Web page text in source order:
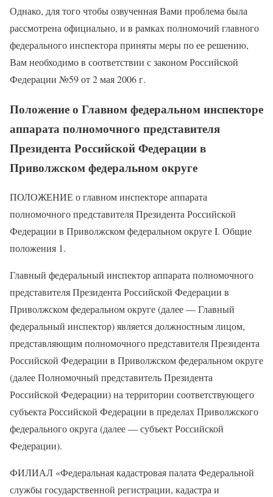
Однако, для того чтобы озвученная Вами проблема была
рассмотрена официально, и в рамках полномочий главного
федерального инспектора приняты меры по ее решению,
Вам необходимо в соответствии с законом Российской
Федерации №59 от 2 мая 2006 г.
Положение о Главном федеральном инспекторе
аппарата полномочного представителя
Президента Российской Федерации в
Приволжском федеральном округе
ПОЛОЖЕНИЕ о главном инспекторе аппарата
полномочного представителя Президента Российской
Федерации в Приволжском федеральном округе I. Общие
положения 1.
Главный федеральный инспектор аппарата полномочного
представителя Президента Российской Федерации в
Приволжском федеральном округе (далее — Главный
федеральный инспектор) является должностным лицом,
представляющим полномочного представителя Президента
Российской Федерации в Приволжском федеральном округе
(далее Полномочный представитель Президента
Российской Федерации) на территории соответствующего
субъекта Российской Федерации в пределах Приволжского
федерального округа (далее — субъект Российской
Федерации).
ФИЛИАЛ «Федеральная кадастровая палата Федеральной
службы государственной регистрации, кадастра и